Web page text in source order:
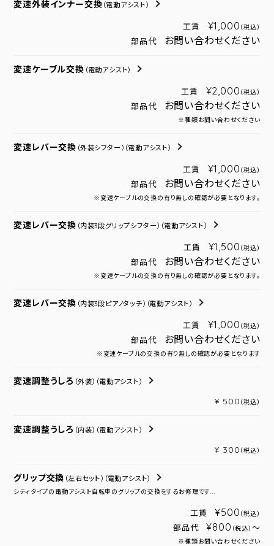
変速外装インナー交換 （電動アシスト）
工賃 ¥1,000 （税込）
部品代 お問い合わせください
変速ケーブル交換 （電動アシスト）
工賃 ¥2,000 （税込）
部品代 お問い合わせください
※種類お問い合わせください
変速レバー交換 （外装シフター） （電動アシスト）
工賃 ¥1,000 （税込）
部品代 お問い合わせください
※変速ケーブルの交換の有り無しの確認が必要となります。
変速レバー交換 （内装3段グリップシフター） （電動アシスト）
工賃 ¥1,500 （税込）
部品代 お問い合わせください
※変速ケーブルの交換の有り無しの確認が必要となります。
変速レバー交換 （内装3段ピアノタッチ） （電動アシスト）
工賃 ¥1,000 （税込）
部品代 お問い合わせください
※変速ケーブルの交換の有り無しの確認が必要となります
変速調整うしろ （外装） （電動アシスト）
¥ 500 （税込）
変速調整うしろ （内装） （電動アシスト）
¥ 300 （税込）
グリップ交換 （左右セット） （電動アシスト）
シティタイプの電動アシスト自転車のグリップの交換をするお修理です...
工賃 ¥500 （税込）
部品代 ¥800 （税込） ～
※種類お問い合わせください